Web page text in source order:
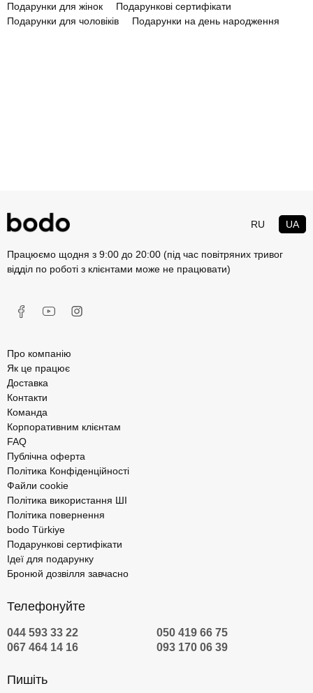
Подарунки для жінок
Подарункові сертифікати
Подарунки для чоловіків
Подарунки на день народження
RU UA
Працюємо щодня з 9:00 до 20:00 (під час повітряних тривог
відділ по роботі з клієнтами може не працювати)
Про компанію
Як це працює
Доставка
Контакти
Команда
Корпоративним клієнтам
FAQ
Публічна оферта
Політика Конфіденційності
Файли cookie
Політика використання ШІ
Політика повернення
bodo Türkiye
Подарункові сертифікати
Ідеї для подарунку
Бронюй дозвілля завчасно
Телефонуйте
044 593 33 22
050 419 66 75
067 464 14 16
093 170 06 39
Пишіть